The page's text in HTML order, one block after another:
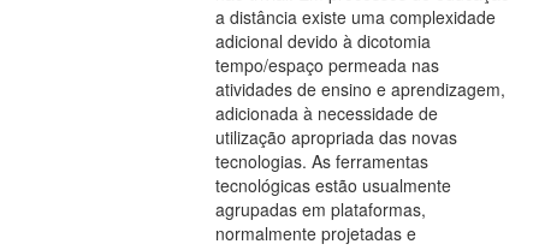
a distância existe uma complexidade
adicional devido à dicotomia
tempo/espaço permeada nas
atividades de ensino e aprendizagem,
adicionada à necessidade de
utilização apropriada das novas
tecnologias. As ferramentas
tecnológicas estão usualmente
agrupadas em plataformas,
normalmente projetadas e